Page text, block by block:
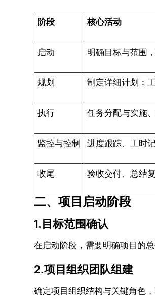
阶段 核心活动
启动 明确目标与范围
规划 制定详细计划：
执行 任务分配与实施
监控与控制 进度跟踪、工时
收尾 验收交付、总结
二、项目启动阶段
1.目标范围确认
在启动阶段，需要明确项目的
2.项目组织团队组建
确定项目组织结构与关键角色